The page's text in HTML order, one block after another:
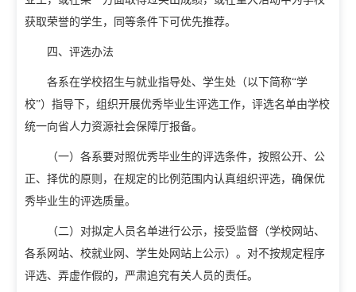
教学运行
考务工作
校企合作
人才招聘
信息公开
获取荣誉的学生，同等条件下可优先推荐。
四、评选办法
各系在学校招生与就业指导处、学生处（以下简称“学
校”）指导下，组织开展优秀毕业生评选工作，评选名单由学校
统一向省人力资源社会保障厅报备。
（一）各系要对照优秀毕业生的评选条件，按照公开、公
正、择优的原则，在规定的比例范围内认真组织评选，确保优
秀毕业生的评选质量。
（二）对拟定人员名单进行公示，接受监督（学校网站、
各系网站、校就业网、学生处网站上公示）。对不按规定程序
评选、弄虚作假的，严肃追究有关人员的责任。